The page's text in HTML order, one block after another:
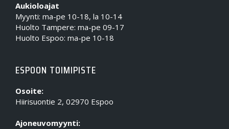
Aukioloajat
Myynti: ma-pe 10-18, la 10-14
Huolto Tampere: ma-pe 09-17
Huolto Espoo: ma-pe 10-18
ESPOON TOIMIPISTE
Osoite:
Hiirisuontie 2, 02970 Espoo
Ajoneuvomyynti: